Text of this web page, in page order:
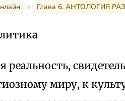
Глава 6. АНТОЛОГИЯ
реальность,
миру, к